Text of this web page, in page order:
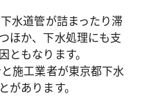
水道管が詰まったり滞
ほか、下水処理にも支
もなります。
施工業者が東京都下水
あります。